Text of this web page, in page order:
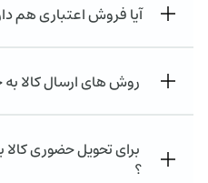
آیا فروش اعتباری هم
روش های ارسال کالا
برای تحویل حضوری
؟